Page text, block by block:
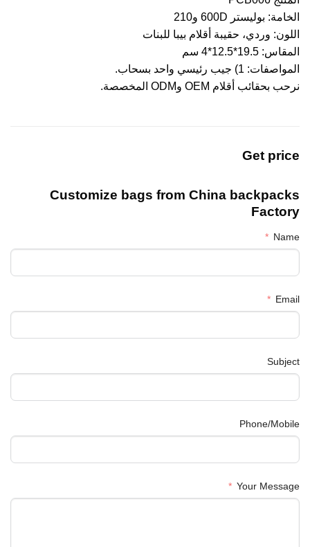
الخامة: بوليستر 600D و210
اللون: وردي، حقيبة أقلام بيبا للبنات
المقاس: 19.5*12.5*4 سم
المواصفات: 1) جيب رئيسي واحد بسحاب.
نرحب بحقائب أقلام OEM وODM المخصصة.
Get price
Customize bags from China backpacks
Factory
Name
Email
Subject
Phone/Mobile
Your Message